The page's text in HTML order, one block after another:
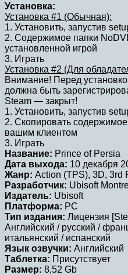
Установка:
Установка #1 (Обычная):
1. Установить, запустив
2. Содержимое папки
установленной игрой
3. Играть
Установка #2 (Для
Внимание! Перед
должна быть
Steam — закрыт!
1. Установить, запустив
2. Скопировать
вашим клиентом
3. Играть
Название: Prince of Persia
Дата выхода: 10 декабря
Жанр: Action (TPS), 3D, 3rd
Разработчик: Ubisoft
Издатель: Ubisoft
Платформа: РС
Тип издания: Лицензия
Английский / русский /
итальянский / испанский
Язык озвучки: Английский
Таблетка: Присутствует
Размер: 8,52 Gb